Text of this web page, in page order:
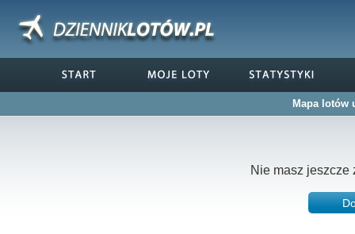
Mapa lotów
Nie masz jeszcze